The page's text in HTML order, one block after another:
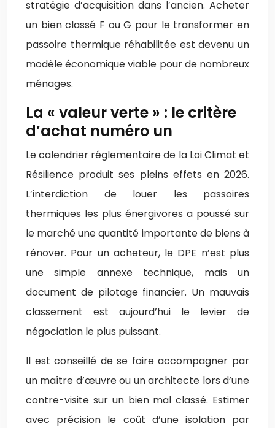
stratégie d’acquisition dans l’ancien. Acheter
un bien classé F ou G pour le transformer en
passoire thermique réhabilitée est devenu un
modèle économique viable pour de nombreux
ménages.
La « valeur verte » : le critère
d’achat numéro un
Le calendrier réglementaire de la Loi Climat et
Résilience produit ses pleins effets en 2026.
L’interdiction de louer les passoires
thermiques les plus énergivores a poussé sur
le marché une quantité importante de biens à
rénover. Pour un acheteur, le DPE n’est plus
une simple annexe technique, mais un
document de pilotage financier. Un mauvais
classement est aujourd’hui le levier de
négociation le plus puissant.
Il est conseillé de se faire accompagner par
un maître d’œuvre ou un architecte lors d’une
contre-visite sur un bien mal classé. Estimer
avec précision le coût d’une isolation par